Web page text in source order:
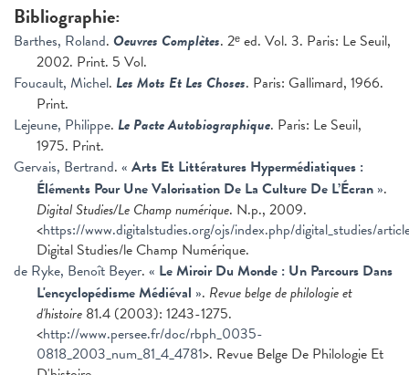
Bibliographie:
Barthes, Roland. Oeuvres Complètes. 2ᵉ ed. Vol. 3. Paris: Le Seuil,
2002. Print. 5 Vol.
Foucault, Michel. Les Mots Et Les Choses. Paris: Gallimard, 1966.
Print.
Lejeune, Philippe. Le Pacte Autobiographique. Paris: Le Seuil,
1975. Print.
Gervais, Bertrand. « Arts Et Littératures Hypermédiatiques :
Éléments Pour Une Valorisation De La Culture De L’Écran ».
Digital Studies/Le Champ numérique. N.p., 2009.
<https://www.digitalstudies.org/ojs/index.php/digital_studies/
Digital Studies/le Champ Numérique.
de Ryke, Benoît Beyer. « Le Miroir Du Monde : Un Parcours Dans
L'encyclopédisme Médiéval ». Revue belge de philologie et
d'histoire 81.4 (2003): 1243-1275.
<http://www.persee.fr/doc/rbph_0035-
0818_2003_num_81_4_4781>. Revue Belge De Philologie Et